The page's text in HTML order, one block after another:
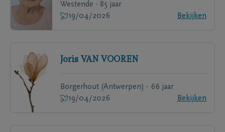
Westende - 85 jaar
19/04/2026
Bekijken
Joris VAN VOOREN
Borgerhout (Antwerpen) - 66 jaar
19/04/2026
Bekijken